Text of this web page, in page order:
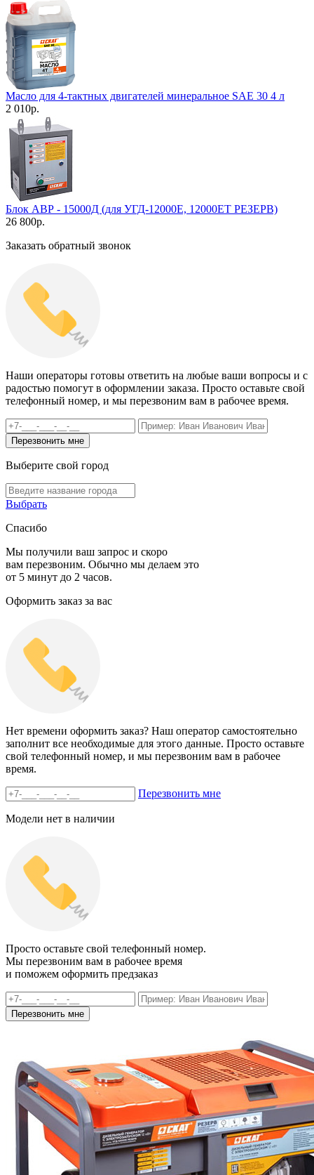
Масло для 4-тактных двигателей минеральное SAE 30 4 л
2 010р.
Блок АВР - 15000Д (для УГД-12000Е, 12000ЕТ РЕЗЕРВ)
26 800р.
Заказать обратный звонок
Наши операторы готовы ответить на любые ваши вопросы и с
радостью помогут в оформлении заказа. Просто оставьте свой
телефонный номер, и мы перезвоним вам в рабочее время.
Выберите свой город
Выбрать
Спасибо
Мы получили ваш запрос и скоро
вам перезвоним. Обычно мы делаем это
от 5 минут до 2 часов.
Оформить заказ за вас
Нет времени оформить заказ? Наш оператор самостоятельно
заполнит все необходимые для этого данные. Просто оставьте
свой телефонный номер, и мы перезвоним вам в рабочее
время.
Перезвонить мне
Модели нет в наличии
Просто оставьте свой телефонный номер.
Мы перезвоним вам в рабочее время
и поможем оформить предзаказ